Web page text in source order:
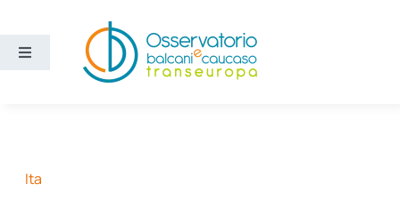
contenuto
Toggle
Ita